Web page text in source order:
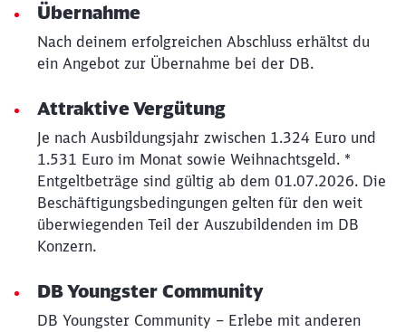
Übernahme
Nach deinem erfolgreichen Abschluss erhältst du
ein Angebot zur Übernahme bei der DB.
Attraktive Vergütung
Je nach Ausbildungsjahr zwischen 1.324 Euro und
1.531 Euro im Monat sowie Weihnachtsgeld. *
Entgeltbeträge sind gültig ab dem 01.07.2026. Die
Beschäftigungsbedingungen gelten für den weit
überwiegenden Teil der Auszubildenden im DB
Konzern.
DB Youngster Community
DB Youngster Community – Erlebe mit anderen
werden?
Abbrechen Weiter